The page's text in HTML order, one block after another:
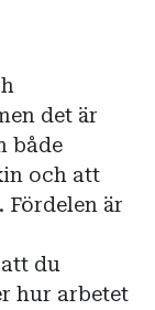
det är
både
och att
Fördelen är
du
hur arbetet